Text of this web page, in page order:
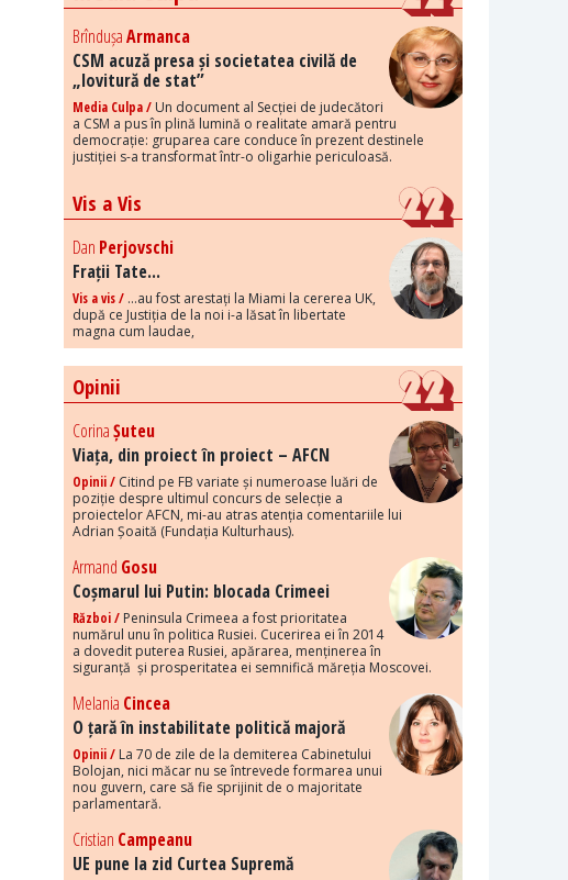
BrîndușaArmanca
CSM acuză presa și societatea civilă de
„lovitură de stat”
Media Culpa / Un document al Secției de judecători
a CSM a pus în plină lumină o realitate amară pentru
democrație: gruparea care conduce în prezent destinele
justiției s-a transformat într-o oligarhie periculoasă.
Vis a Vis
Dan Perjovschi
Frații Tate...
Vis a vis / ...au fost arestați la Miami la cererea UK,
după ce Justiția de la noi i-a lăsat în libertate
magna cum laudae,
Opinii
CorinaȘuteu
Viața, din proiect în proiect – AFCN
Opinii / Citind pe FB variate și numeroase luări de
poziție despre ultimul concurs de selecție a
proiectelor AFCN, mi-au atras atenția comentariile lui
Adrian Șoaită (Fundația Kulturhaus).
Armand Gosu
Coșmarul lui Putin: blocada Crimeei
Război / Peninsula Crimeea a fost prioritatea
numărul unu în politica Rusiei. Cucerirea ei în 2014
a dovedit puterea Rusiei, apărarea, menținerea în
siguranță și prosperitatea ei semnifică măreția Moscovei.
Melania Cincea
O țară în instabilitate politică majoră
Opinii / La 70 de zile de la demiterea Cabinetului
Bolojan, nici măcar nu se întrevede formarea unui
nou guvern, care să fie sprijinit de o majoritate
parlamentară.
Cristian Campeanu
UE pune la zid Curtea Supremă